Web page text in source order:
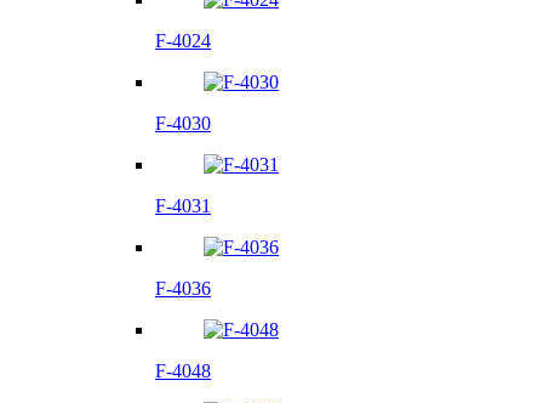
F-4024
F-4030
F-4031
F-4036
F-4048